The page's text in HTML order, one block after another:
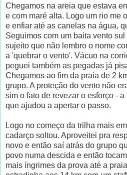
Chegamos na areia que estava
e com maré alta. Logo um rio me
e enfiar até as canelas na água,
Seguimos com um baita vento
sujeito que não lembro o nome
a 'quebrar o vento'. Vácuo na
peguei também as pegadas já
Chegamos ao fim da praia de 2
grupo. A proteção do vento não
sim o fato de revezar o esforço -
que ajudou a apertar o passo.
Logo no começo da trilha mais
cadarço soltou. Aproveitei pra
novo e então saí atrás do grupo
povo numa descida e então
mais íngrimes da prova até a